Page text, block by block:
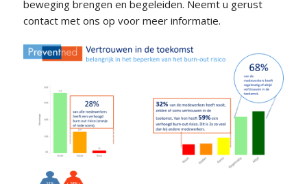
beweging brengen en begeleiden. Neemt u gerust
contact met ons op voor meer informatie.